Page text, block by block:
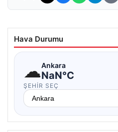
Hava Durumu
☁Ankara
NaN°C
ŞEHIR SEÇ